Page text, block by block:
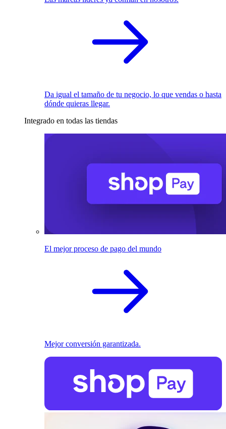
Da igual el tamaño de tu negocio, lo que vendas o hasta
dónde quieras llegar.
Integrado en todas las tiendas
El mejor proceso de pago del mundo
Mejor conversión garantizada.